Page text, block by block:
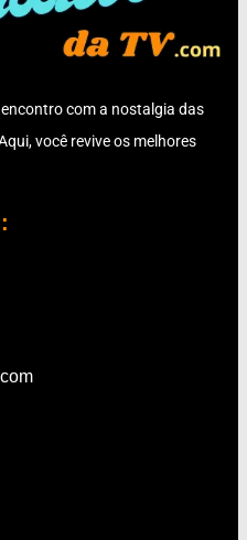
com a nostalgia das
você revive os melhores